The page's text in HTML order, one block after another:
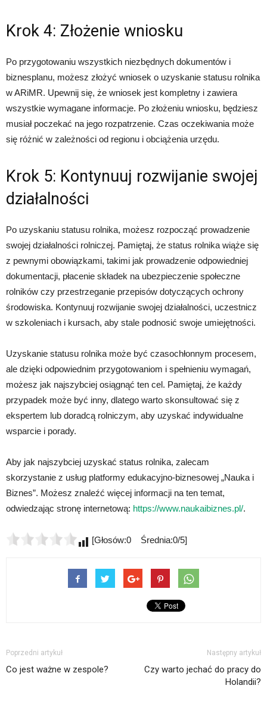
Krok 4: Złożenie wniosku
Po przygotowaniu wszystkich niezbędnych dokumentów i
biznesplanu, możesz złożyć wniosek o uzyskanie statusu rolnika
w ARiMR. Upewnij się, że wniosek jest kompletny i zawiera
wszystkie wymagane informacje. Po złożeniu wniosku, będziesz
musiał poczekać na jego rozpatrzenie. Czas oczekiwania może
się różnić w zależności od regionu i obciążenia urzędu.
Krok 5: Kontynuuj rozwijanie swojej
działalności
Po uzyskaniu statusu rolnika, możesz rozpocząć prowadzenie
swojej działalności rolniczej. Pamiętaj, że status rolnika wiąże się
z pewnymi obowiązkami, takimi jak prowadzenie odpowiedniej
dokumentacji, płacenie składek na ubezpieczenie społeczne
rolników czy przestrzeganie przepisów dotyczących ochrony
środowiska. Kontynuuj rozwijanie swojej działalności, uczestnicz
w szkoleniach i kursach, aby stale podnosić swoje umiejętności.
Uzyskanie statusu rolnika może być czasochłonnym procesem,
ale dzięki odpowiednim przygotowaniom i spełnieniu wymagań,
możesz jak najszybciej osiągnąć ten cel. Pamiętaj, że każdy
przypadek może być inny, dlatego warto skonsultować się z
ekspertem lub doradcą rolniczym, aby uzyskać indywidualne
wsparcie i porady.
Aby jak najszybciej uzyskać status rolnika, zalecam
skorzystanie z usług platformy edukacyjno-biznesowej „Nauka i
Biznes”. Możesz znaleźć więcej informacji na ten temat,
odwiedzając stronę internetową: https://www.naukaibiznes.pl/.
[Głosów:0 Średnia:0/5]
Poprzedni artykuł
Co jest ważne w zespole?
Następny artykuł
Czy warto jechać do pracy do
Holandii?